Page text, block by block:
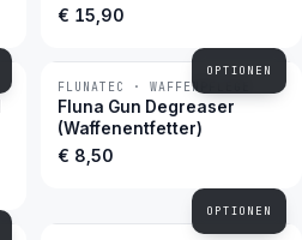
€ 15,90
OPTIONEN
BESTSELLER
FLUNATEC · WAFFENPFLEGE
Fluna Gun Degreaser
(Waffenentfetter)
€ 8,50
OPTIONEN